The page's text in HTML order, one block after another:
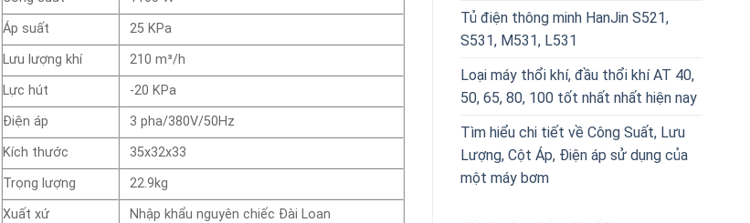
Tủ điện thông minh HanJin S521,
S531, M531, L531
Loại máy thổi khí, đầu thổi khí AT 40,
50, 65, 80, 100 tốt nhất nhất hiện nay
Tìm hiểu chi tiết về Công Suất, Lưu
Lượng, Cột Áp, Điện áp sử dụng của
một máy bơm
Áp suất
25 KPa
Lưu lượng khí
210 m³/h
Lực hút
-20 KPa
Điện áp
3 pha/380V/50Hz
Kích thước
35x32x33
Trọng lượng
22.9kg
Xuất xứ
Nhập khẩu nguyên chiếc Đài Loan